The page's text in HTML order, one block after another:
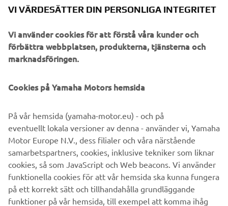
turboladdade Genesis 180-motorn på 998 cc ger
på hög höjd eller i lössnö. Motorn är perfekt anpassad till
det avancerade Mountainchassit, fjädringen, mattan och
skidorna.
förväntningar och du behöver inte hålla dig till leden. Vår
att vilja köra lite längre - och snabbare!
LÄS MER
VI VÄRDESÄTTER DIN PERSONLIGA INTEGRITET
Vi använder cookies för att förstå våra kunder och
förbättra webbplatsen, produkterna, tjänsterna och
marknadsföringen.
Cookies på Yamaha Motors hemsida
På vår hemsida (yamaha-motor.eu) - och på
eventuellt lokala versioner av denna - använder vi, Yamaha
Motor Europe N.V., dess filialer och våra närstående
samarbetspartners, cookies, inklusive tekniker som liknar
cookies, så som JavaScript och Web beacons. Vi använder
funktionella cookies för att vår hemsida ska kunna fungera
på ett korrekt sätt och tillhandahålla grundläggande
funktioner på vår hemsida, till exempel att komma ihåg